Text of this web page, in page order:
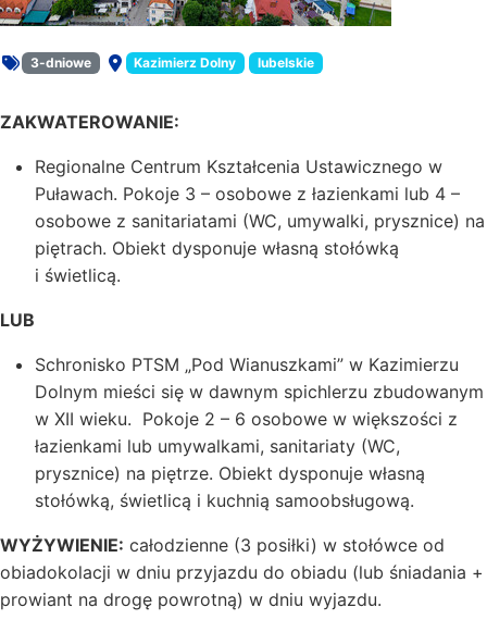
Rodzaj oferty:
3-dniowe
Miejsce:
Kazimierz Dolny lubelskie
ZAKWATEROWANIE:
Regionalne Centrum Kształcenia Ustawicznego w
Puławach. Pokoje 3 – osobowe z łazienkami lub 4 –
osobowe z sanitariatami (WC, umywalki, prysznice) na
piętrach. Obiekt dysponuje własną stołówką
i świetlicą.
LUB
Schronisko PTSM „Pod Wianuszkami” w Kazimierzu
Dolnym mieści się w dawnym spichlerzu zbudowanym
w XII wieku. Pokoje 2 – 6 osobowe w większości z
łazienkami lub umywalkami, sanitariaty (WC,
prysznice) na piętrze. Obiekt dysponuje własną
stołówką, świetlicą i kuchnią samoobsługową.
WYŻYWIENIE: całodzienne (3 posiłki) w stołówce od
obiadokolacji w dniu przyjazdu do obiadu (lub śniadania +
prowiant na drogę powrotną) w dniu wyjazdu.